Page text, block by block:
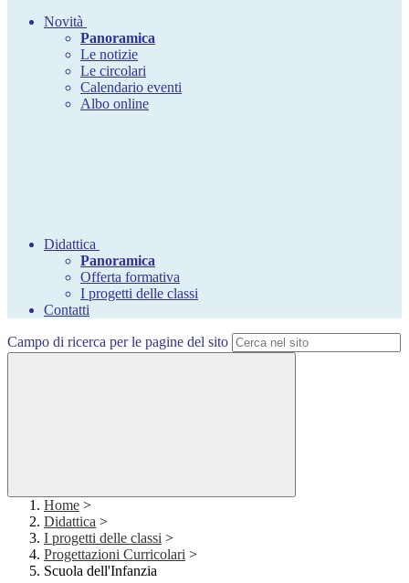
Novità
Panoramica
Le notizie
Le circolari
Calendario eventi
Albo online
Didattica
Panoramica
Offerta formativa
I progetti delle classi
Contatti
Campo di ricerca per le pagine del sito
Home >
Didattica >
I progetti delle classi >
Progettazioni Curricolari >
Scuola dell'Infanzia